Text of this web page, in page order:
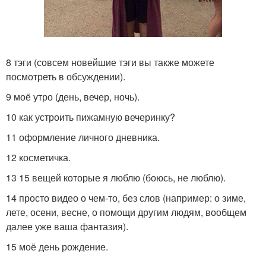
8 тэги (совсем новейшие тэги вы также можете
посмотреть в обсуждении).
9 моё утро (день, вечер, ночь).
10 как устроить пижамную вечеринку?
11 оформление личного дневника.
12 косметичка.
13 15 вещей которые я люблю (боюсь, не люблю).
14 просто видео о чем-то, без слов (например: о зиме,
лете, осени, весне, о помощи другим людям, вообщем
далее уже ваша фантазия).
15 моё день рождение.